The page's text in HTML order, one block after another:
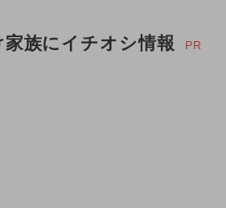
族にイチオシ情報 PR